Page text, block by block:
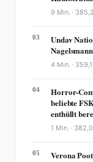
9 Min. ·
03
Undav
4 Min. ·
04
Horror-
beliebte
enthüllt
1 Min. ·
05 Verona